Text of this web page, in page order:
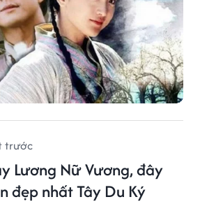
trước
Lương Nữ Vương, đây
đẹp nhất Tây Du Ký